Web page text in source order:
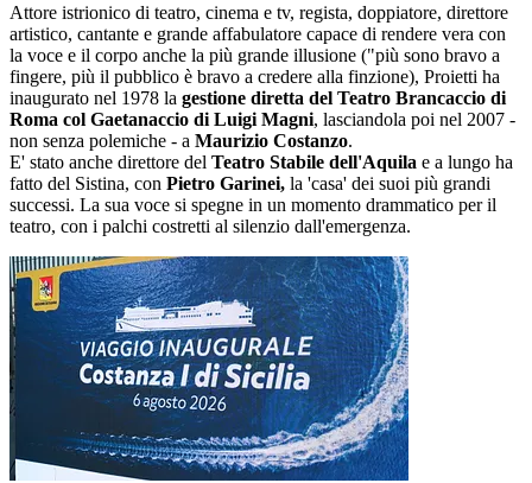
Attore istrionico di teatro, cinema e tv, regista, doppiatore, direttore
artistico, cantante e grande affabulatore capace di rendere vera con
la voce e il corpo anche la più grande illusione ("più sono bravo a
fingere, più il pubblico è bravo a credere alla finzione), Proietti ha
inaugurato nel 1978 la gestione diretta del Teatro Brancaccio di
Roma col Gaetanaccio di Luigi Magni, lasciandola poi nel 2007 -
non senza polemiche - a Maurizio Costanzo.
E' stato anche direttore del Teatro Stabile dell'Aquila e a lungo ha
fatto del Sistina, con Pietro Garinei, la 'casa' dei suoi più grandi
successi. La sua voce si spegne in un momento drammatico per il
teatro, con i palchi costretti al silenzio dall'emergenza.